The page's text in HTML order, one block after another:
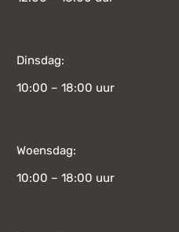
Dinsdag:
10:00 – 18:00 uur
Woensdag:
10:00 – 18:00 uur